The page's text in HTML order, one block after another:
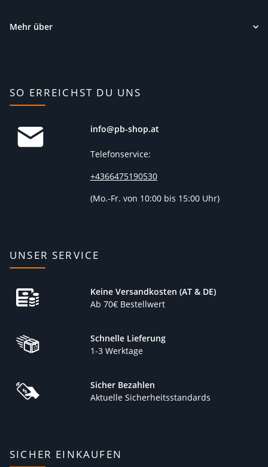
Mehr über
SO ERREICHST DU UNS
info@pb-shop.at
Telefonservice:
+4366475190530
(Mo.-Fr. von 10:00 bis 15:00 Uhr)
UNSER SERVICE
Keine Versandkosten (AT & DE)
Ab 70€ Bestellwert
Schnelle Lieferung
1-3 Werktage
Sicher Bezahlen
Aktuelle Sicherheitsstandards
SICHER EINKAUFEN